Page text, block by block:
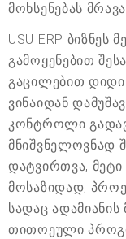
მოხსენებას
USU ERP ბიზნეს
გამოყენებით
გაცილებით დიდი
ვინაიდან
კონტროლი
მნიშვნელოვნად
დატვირთვა,
მოსაზიდად,
სადაც
თითოეული